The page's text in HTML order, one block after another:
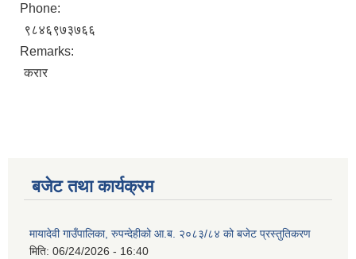
Phone:
९८४६९७३७६६
Remarks:
करार
बजेट तथा कार्यक्रम
मायादेवी गाउँपालिका, रुपन्देहीको आ.ब. २०८३/८४ को बजेट प्रस्तुतिकरण
मिति: 06/24/2026 - 16:40